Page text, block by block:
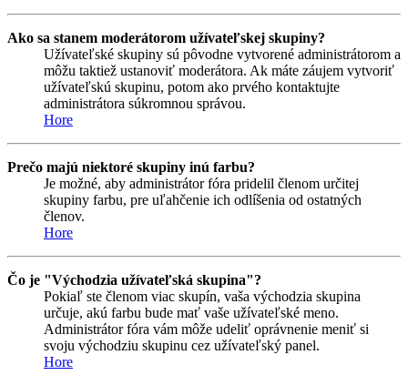
Ako sa stanem moderátorom užívateľskej skupiny?
Užívateľské skupiny sú pôvodne vytvorené administrátorom a
môžu taktiež ustanoviť moderátora. Ak máte záujem vytvoriť
užívateľskú skupinu, potom ako prvého kontaktujte
administrátora súkromnou správou.
Hore
Prečo majú niektoré skupiny inú farbu?
Je možné, aby administrátor fóra pridelil členom určitej
skupiny farbu, pre uľahčenie ich odlíšenia od ostatných
členov.
Hore
Čo je "Východzia užívateľská skupina"?
Pokiaľ ste členom viac skupín, vaša východzia skupina
určuje, akú farbu bude mať vaše užívateľské meno.
Administrátor fóra vám môže udeliť oprávnenie meniť si
svoju východziu skupinu cez užívateľský panel.
Hore